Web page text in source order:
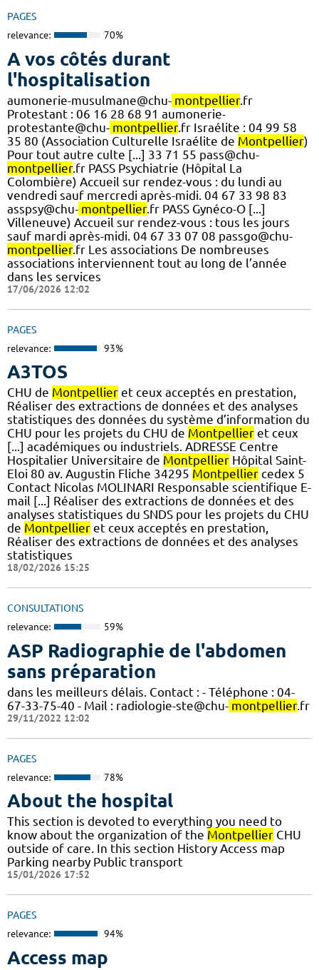
PAGES
relevance: 70%
A vos côtés durant
l'hospitalisation
aumonerie-musulmane@chu- montpellier.fr
Protestant : 06 16 28 68 91 aumonerie-
protestante@chu- montpellier.fr Israélite : 04 99 58
35 80 (Association Culturelle Israélite de Montpellier)
Pour tout autre culte [...] 33 71 55 pass@chu-
montpellier.fr PASS Psychiatrie (Hôpital La
Colombière) Accueil sur rendez-vous : du lundi au
vendredi sauf mercredi après-midi. 04 67 33 98 83
asspsy@chu- montpellier.fr PASS Gynéco-O [...]
Villeneuve) Accueil sur rendez-vous : tous les jours
sauf mardi après-midi. 04 67 33 07 08 passgo@chu-
montpellier.fr Les associations De nombreuses
associations interviennent tout au long de l’année
dans les services
17/06/2026 12:02
PAGES
relevance: 93%
A3TOS
CHU de Montpellier et ceux acceptés en prestation,
Réaliser des extractions de données et des analyses
statistiques des données du système d’information du
CHU pour les projets du CHU de Montpellier et ceux
[...] académiques ou industriels. ADRESSE Centre
Hospitalier Universitaire de Montpellier Hôpital Saint-
Eloi 80 av. Augustin Fliche 34295 Montpellier cedex 5
Contact Nicolas MOLINARI Responsable scientifique E-
mail [...] Réaliser des extractions de données et des
analyses statistiques du SNDS pour les projets du CHU
de Montpellier et ceux acceptés en prestation,
Réaliser des extractions de données et des analyses
statistiques
18/02/2026 15:25
CONSULTATIONS
relevance: 59%
ASP Radiographie de l'abdomen
sans préparation
dans les meilleurs délais. Contact : - Téléphone : 04-
67-33-75-40 - Mail : radiologie-ste@chu- montpellier.fr
29/11/2022 12:02
PAGES
relevance: 78%
About the hospital
This section is devoted to everything you need to
know about the organization of the Montpellier CHU
outside of care. In this section History Access map
Parking nearby Public transport
15/01/2026 17:52
PAGES
relevance: 94%
Access map